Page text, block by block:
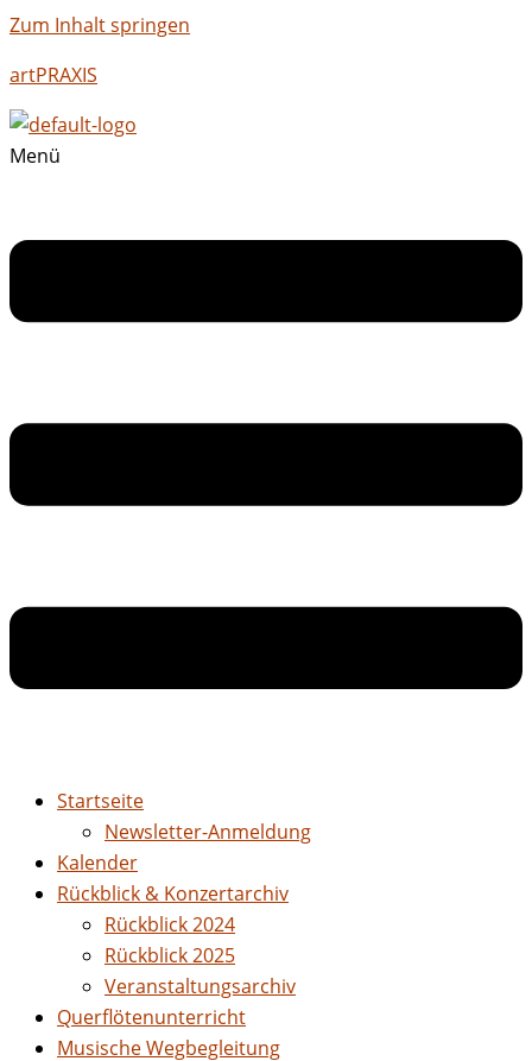
Zum Inhalt springen
artPRAXIS
Menü
Startseite
Newsletter-Anmeldung
Kalender
Rückblick & Konzertarchiv
Rückblick 2024
Rückblick 2025
Veranstaltungsarchiv
Querflötenunterricht
Musische Wegbegleitung